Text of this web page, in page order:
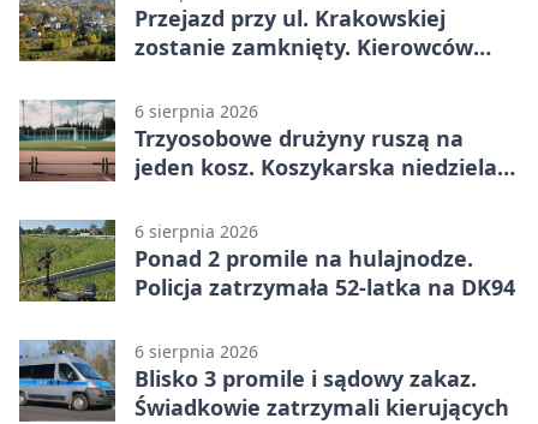
Przejazd przy ul. Krakowskiej
zostanie zamknięty. Kierowców
6 sierpnia 2026
Trzyosobowe drużyny ruszą na
jeden kosz. Koszykarska niedziela
6 sierpnia 2026
Ponad 2 promile na hulajnodze.
Policja zatrzymała 52-latka na DK94
6 sierpnia 2026
Blisko 3 promile i sądowy zakaz.
Świadkowie zatrzymali kierujących